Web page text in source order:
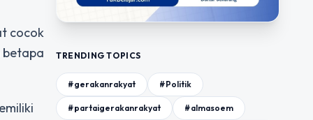
cocok
betapa
TRENDING TOPICS
#gerakanrakyat #Politik
#partaigerakanrakyat #almasoem